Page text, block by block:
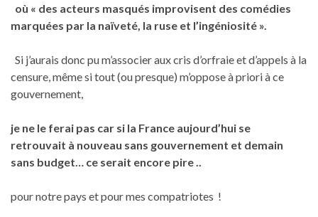
où « des acteurs masqués improvisent des comédies
marquées par la naïveté, la ruse et l’ingéniosité ».
Si j’aurais donc pu m’associer aux cris d’orfraie et d’appels à la
censure, même si tout (ou presque) m’oppose à priori à ce
gouvernement,
je ne le ferai pas car si la France aujourd’hui se
retrouvait à nouveau sans gouvernement et demain
sans budget… ce serait encore pire ..
pour notre pays et pour mes compatriotes !